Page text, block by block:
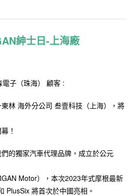
紳士日-上海廠
子（珠海） 顧客 :
林 海外分公司 叁壹科技（上海），將
！
的獨家汽車代理品牌，成立於公元
Motor），本次2023年式摩根最新
PlusSix 將首次於中國亮相。